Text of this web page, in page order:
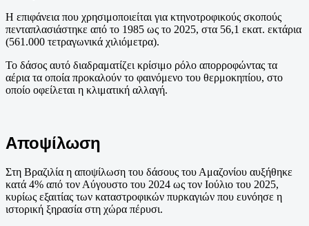
Η επιφάνεια που χρησιμοποιείται για κτηνοτροφικούς σκοπούς
πενταπλασιάστηκε από το 1985 ως το 2025, στα 56,1 εκατ. εκτάρια
(561.000 τετραγωνικά χιλιόμετρα).
Το δάσος αυτό διαδραματίζει κρίσιμο ρόλο απορροφώντας τα
αέρια τα οποία προκαλούν το φαινόμενο του θερμοκηπίου, στο
οποίο οφείλεται η κλιματική αλλαγή.
Αποψίλωση
Στη Βραζιλία η αποψίλωση του δάσους του Αμαζονίου αυξήθηκε
κατά 4% από τον Αύγουστο του 2024 ως τον Ιούλιο του 2025,
κυρίως εξαιτίας των καταστροφικών πυρκαγιών που ευνόησε η
ιστορική ξηρασία στη χώρα πέρυσι.